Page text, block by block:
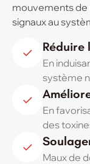
mouvements de
signaux au
Réduire
En
système
En
des
Maux de